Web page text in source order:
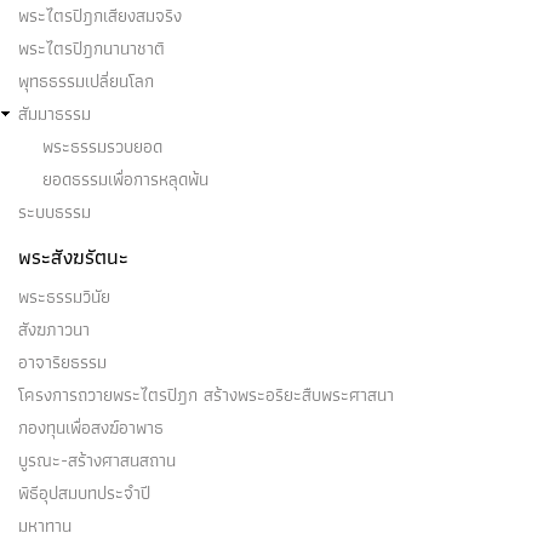
พระไตรปิฎกเสียงสมจริง
พระไตรปิฎกนานาชาติ
พุทธธรรมเปลี่ยนโลก
สัมมาธรรม
พระธรรมรวบยอด
ยอดธรรมเพื่อการหลุดพ้น
ระบบธรรม
พระสังฆรัตนะ
พระธรรมวินัย
สังฆภาวนา
อาจาริยธรรม
โครงการถวายพระไตรปิฎก สร้างพระอริยะสืบพระศาสนา
กองทุนเพื่อสงฆ์อาพาธ
บูรณะ-สร้างศาสนสถาน
พิธีอุปสมบทประจำปี
มหาทาน